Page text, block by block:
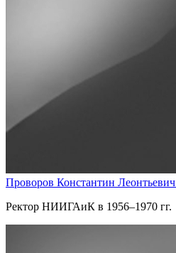
Проворов Константин Леонтьевич
Ректор НИИГАиК в 1956–1970 гг.